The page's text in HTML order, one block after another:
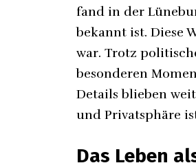
fand in der
bekannt ist. Diese
war. Trotz
besonderen
Details blieben
und Privatsphäre
Das Leben